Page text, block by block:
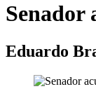
Senador
Eduardo